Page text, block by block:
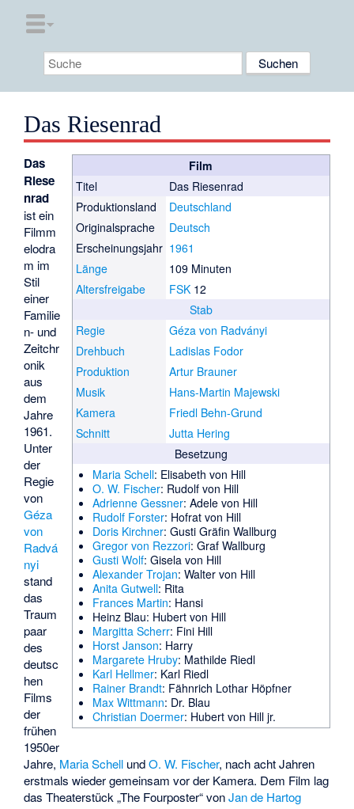
Das Riesenrad
Film
Titel
Das Riesenrad
Produktionsland
Deutschland
Originalsprache
Deutsch
Erscheinungsjahr 1961
Länge
109 Minuten
Altersfreigabe
FSK12
Stab
Regie
Géza von Radványi
Drehbuch
Ladislas Fodor
Produktion
Artur Brauner
Musik
Hans-Martin Majewski
Kamera
Friedl Behn-Grund
Schnitt
Jutta Hering
Besetzung
Maria Schell: Elisabeth von Hill
O. W. Fischer: Rudolf von Hill
Adrienne Gessner: Adele von Hill
Rudolf Forster: Hofrat von Hill
Doris Kirchner: Gusti Gräfin Wallburg
Gregor von Rezzori: Graf Wallburg
Gusti Wolf: Gisela von Hill
Alexander Trojan: Walter von Hill
Anita Gutwell: Rita
Frances Martin: Hansi
Heinz Blau: Hubert von Hill
Margitta Scherr: Fini Hill
Horst Janson: Harry
Margarete Hruby: Mathilde Riedl
Karl Hellmer: Karl Riedl
Rainer Brandt: Fähnrich Lothar Höpfner
Max Wittmann: Dr. Blau
Christian Doermer: Hubert von Hill jr.
Das
Riese
nrad
ist ein
Filmm
elodra
m im
Stil
einer
Familie
n- und
Zeitchr
onik
aus
dem
Jahre
1961.
Unter
der
Regie
von
Géza
von
Radvá
nyi
stand
das
Traum
paar
des
deutsc
hen
Films
der
frühen
1950er
Jahre, Maria Schell undO. W. Fischer, nach acht Jahren
erstmals wieder gemeinsam vor der Kamera. Dem Film lag
das Theaterstück „The Fourposter“ vonJan de Hartog